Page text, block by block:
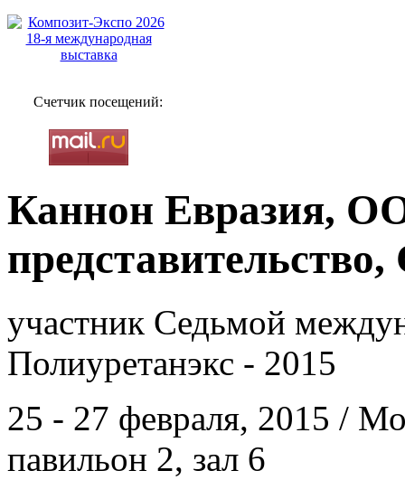
Счетчик посещений:
Каннон Евразия,
участник Седьмой
Полиуретанэкс - 2015
25 - 27 февраля, 2015 /
павильон 2, зал 6